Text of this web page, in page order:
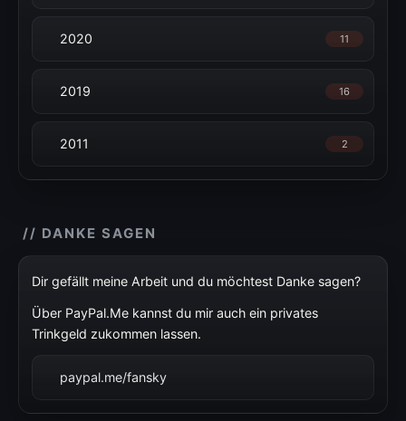
2020 11
2019 16
2011 2
// DANKE SAGEN
Dir gefällt meine Arbeit und du möchtest Danke sagen?
Über PayPal.Me kannst du mir auch ein privates
Trinkgeld zukommen lassen.
paypal.me/fansky